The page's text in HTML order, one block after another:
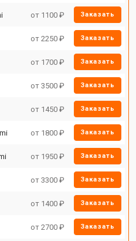
от 1100 ₽ Заказать
от 2250 ₽ Заказать
от 1700 ₽ Заказать
от 3500 ₽ Заказать
от 1450 ₽ Заказать
от 1800 ₽ Заказать
от 1950 ₽ Заказать
от 3300 ₽ Заказать
от 1400 ₽ Заказать
от 2700 ₽ Заказать